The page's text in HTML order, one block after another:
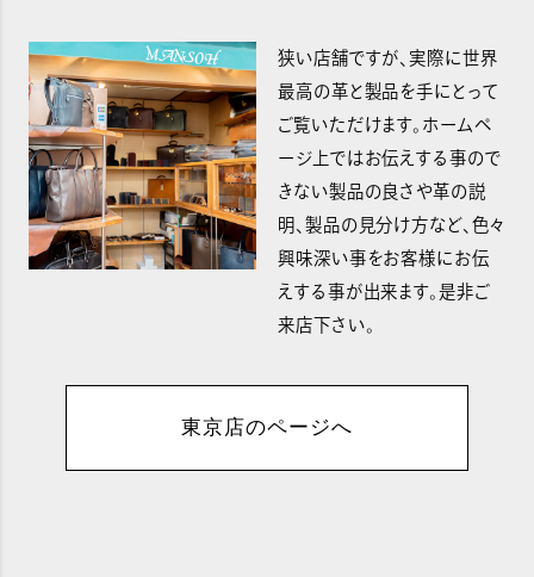
狭い店舗ですが、実際に世界
最高の革と製品を手にとって
ご覧いただけます。ホームペ
ージ上ではお伝えする事ので
きない製品の良さや革の説
明、製品の見分け方など、色々
興味深い事をお客様にお伝
えする事が出来ます。是非ご
来店下さい。
東京店のページへ